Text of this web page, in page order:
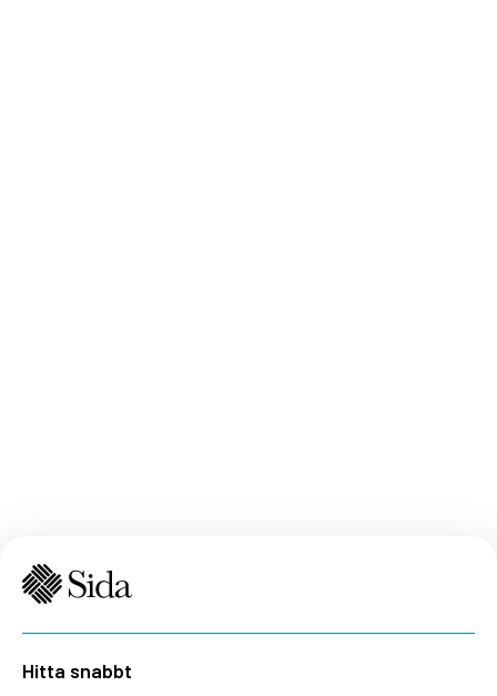
Hitta snabbt